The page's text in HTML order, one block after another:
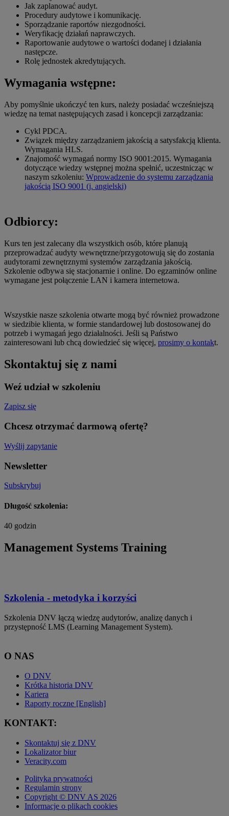
Jak zaplanować audyt.
Procedury audytowe i komunikację.
Sporządzanie raportów niezgodności.
Weryfikację działań naprawczych.
Raportowanie audytowe o wartości dodanej i działania
następcze.
Rolę jednostek akredytujących.
Wymagania wstępne:
Aby pomyślnie ukończyć ten kurs, należy posiadać wcześniejszą
wiedzę na temat następujących zasad i koncepcji zarządzania:
Cykl PDCA.
Związek między zarządzaniem jakością a satysfakcją klienta.
Wymagania HLS.
Znajomość wymagań normy ISO 9001:2015. Wymagania
dotyczące wiedzy wstępnej można spełnić, uczestnicząc w
naszym szkoleniu: Wprowadzenie do systemu zarządzania
jakością ISO 9001 (j. angielski)
Odbiorcy:
Kurs ten jest zalecany dla wszystkich osób, które planują
przeprowadzać audyty wewnętrzne/przygotowują się do zostania
audytorami zewnętrznymi systemów zarządzania jakością.
Szkolenie odbywa się stacjonarnie i online. Do egzaminów online
wymagane jest połączenie LAN i kamera internetowa.
Wszystkie nasze szkolenia otwarte mogą być również prowadzone
w siedzibie klienta, w formie standardowej lub dostosowanej do
potrzeb i wymagań jego działalności. Jeśli są Państwo
zainteresowani lub chcą dowiedzieć się więcej, prosimy o kontakt.
Skontaktuj się z nami
Weź udział w szkoleniu
Zapisz się
Chcesz otrzymać darmową ofertę?
Wyślij zapytanie
Newsletter
Subskrybuj
Długość szkolenia:
40 godzin
Management Systems Training
Szkolenia - metodyka i korzyści
Szkolenia DNV łączą wiedzę audytorów, analizę danych i
przystępność LMS (Learning Management System).
O NAS
O DNV
Krótka historia DNV
Kariera
Raporty roczne [English]
KONTAKT:
Skontaktuj się z DNV
Lokalizator biur
Veracity.com
Polityka prywatności
Regulamin strony
Copyright © DNV AS 2026
Informacje o plikach cookies